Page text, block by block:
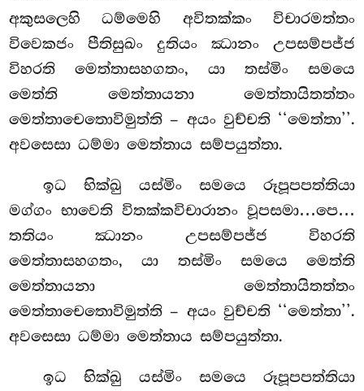
අකුසලෙහි ධම්මෙහි අවිතක්කං විචාරමත්තං
විවෙකජං පීතිසුඛං දුතියං ඣානං උපසම්පජ්ජ
විහරති මෙත්තාසහගතං, යා තස්මිං සමයෙ
මෙත්ති මෙත්තායනා මෙත්තායිතත්තං
මෙත්තාචෙතොවිමුත්ති – අයං වුච්චති ‘‘මෙත්තා’’.
අවසෙසා ධම්මා මෙත්තාය සම්පයුත්තා.
ඉධ භික්ඛු යස්මිං සමයෙ රූපූපපත්තියා
මග්ගං භාවෙති විතක්කවිචාරානං වූපසමා…පෙ…
තතියං ඣානං උපසම්පජ්ජ විහරති
මෙත්තාසහගතං, යා තස්මිං සමයෙ මෙත්ති
මෙත්තායනා මෙත්තායිතත්තං
මෙත්තාචෙතොවිමුත්ති – අයං වුච්චති ‘‘මෙත්තා’’.
අවසෙසා ධම්මා මෙත්තාය සම්පයුත්තා.
ඉධ භික්ඛු යස්මිං සමයෙ රූපූපපත්තියා